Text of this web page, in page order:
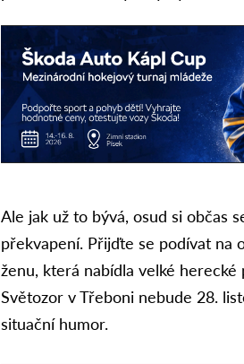
Ale jak už to bývá, osud si občas
překvapení. Přijďte se podívat na
ženu, která nabídla velké
Světozor v Třeboni nebude 28.
situační humor.